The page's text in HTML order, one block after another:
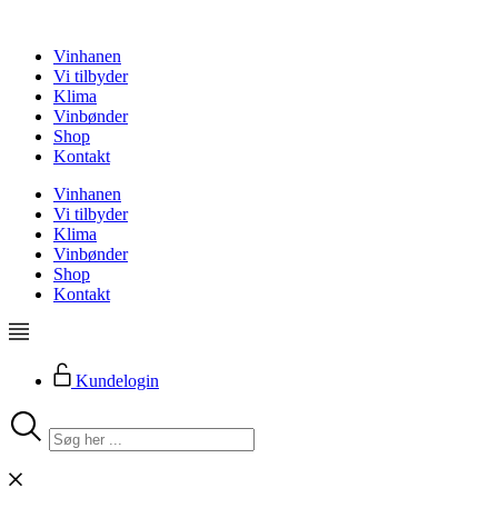
indholdVinhanen
Vi tilbyder
Klima
Vinbønder
Shop
Kontakt
Vinhanen
Vi tilbyder
Klima
Vinbønder
Shop
Kontakt
Kundelogin
Search
...